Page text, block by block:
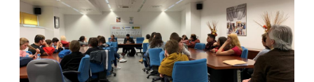
cuando existe un déficit visual’.